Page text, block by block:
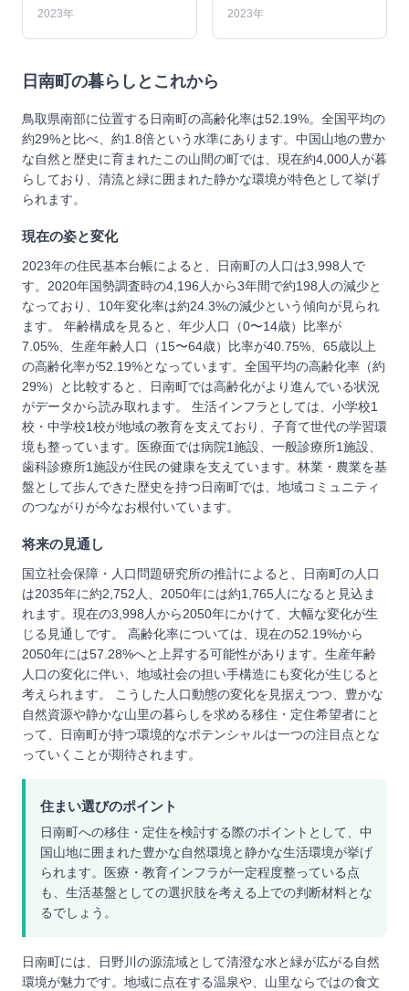
2023年 2023年
日南町 の暮らしとこれから
鳥取県南部に位置する日南町の高齢化率は52.19%。全国平均の
約29%と比べ、約1.8倍という水準にあります。中国山地の豊か
な自然と歴史に育まれたこの山間の町では、現在約4,000人が暮
らしており、清流と緑に囲まれた静かな環境が特色として挙げ
られます。
現在の姿と変化
2023年の住民基本台帳によると、日南町の人口は3,998人で
す。2020年国勢調査時の4,196人から3年間で約198人の減少と
なっており、10年変化率は約24.3%の減少という傾向が見られ
ます。 年齢構成を見ると、年少人口（0〜14歳）比率が
7.05%、生産年齢人口（15〜64歳）比率が40.75%、65歳以上
の高齢化率が52.19%となっています。全国平均の高齢化率（約
29%）と比較すると、日南町では高齢化がより進んでいる状況
がデータから読み取れます。 生活インフラとしては、小学校1
校・中学校1校が地域の教育を支えており、子育て世代の学習環
境も整っています。医療面では病院1施設、一般診療所1施設、
歯科診療所1施設が住民の健康を支えています。林業・農業を基
盤として歩んできた歴史を持つ日南町では、地域コミュニティ
のつながりが今なお根付いています。
将来の見通し
国立社会保障・人口問題研究所の推計によると、日南町の人口
は2035年に約2,752人、2050年には約1,765人になると見込ま
れます。現在の3,998人から2050年にかけて、大幅な変化が生
じる見通しです。 高齢化率については、現在の52.19%から
2050年には57.28%へと上昇する可能性があります。生産年齢
人口の変化に伴い、地域社会の担い手構造にも変化が生じると
考えられます。 こうした人口動態の変化を見据えつつ、豊かな
自然資源や静かな山里の暮らしを求める移住・定住希望者にと
って、日南町が持つ環境的なポテンシャルは一つの注目点とな
っていくことが期待されます。
住まい選びのポイント
日南町への移住・定住を検討する際のポイントとして、中
国山地に囲まれた豊かな自然環境と静かな生活環境が挙げ
られます。医療・教育インフラが一定程度整っている点
も、生活基盤としての選択肢を考える上での判断材料とな
るでしょう。
日南町には、日野川の源流域として清澄な水と緑が広がる自然
環境が魅力です。地域に点在する温泉や、山里ならではの食文